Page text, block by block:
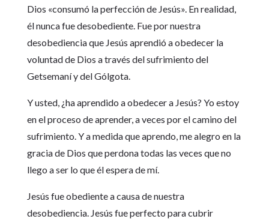
Dios «consumó la perfección de Jesús». En realidad,
él nunca fue desobediente. Fue por nuestra
desobediencia que Jesús aprendió a obedecer la
voluntad de Dios a través del sufrimiento del
Getsemaní y del Gólgota.
Y usted, ¿ha aprendido a obedecer a Jesús? Yo estoy
en el proceso de aprender, a veces por el camino del
sufrimiento. Y a medida que aprendo, me alegro en la
gracia de Dios que perdona todas las veces que no
llego a ser lo que él espera de mí.
Jesús fue obediente a causa de nuestra
desobediencia. Jesús fue perfecto para cubrir